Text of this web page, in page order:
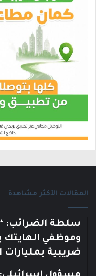
المقالات الأكثر مشاهدة
سلطة الضرائب:
وموظفي الهايتك
ضريبية